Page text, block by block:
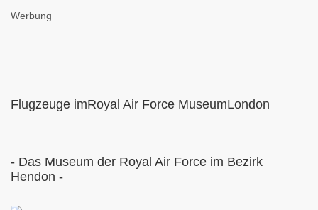
Werbung
Flugzeuge imRoyal Air Force MuseumLondon
- Das Museum der Royal Air Force im Bezirk
Hendon -